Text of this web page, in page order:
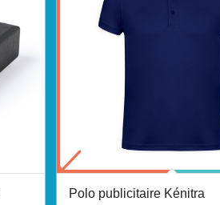
Polo publicitaire Kénitra